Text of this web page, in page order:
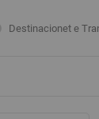
Destinacionet e